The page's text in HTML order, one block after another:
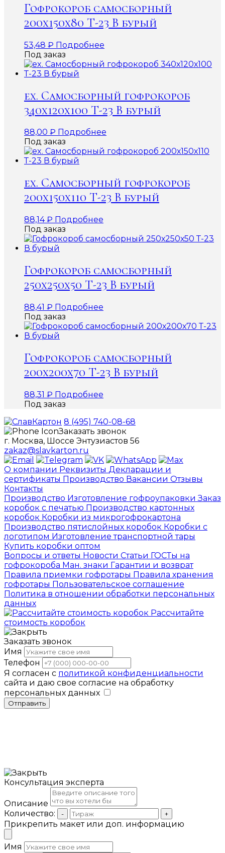
Гофрокороб самосборный
200х150х80 Т-23 В бурый
53,48 ₽ Подробнее
Под заказ
ex. Самосборный гофрокороб
340х120х100 Т-23 В бурый
88,00 ₽ Подробнее
Под заказ
ex. Самосборный гофрокороб
200х150х110 Т-23 В бурый
88,14₽ Подробнее
Под заказ
Гофрокороб самосборный
250х250х50 Т-23 В бурый
88,41 ₽ Подробнее
Под заказ
Гофрокороб самосборный
200х200х70 Т-23 В бурый
88,31 ₽ Подробнее
Под заказ
8 (495) 740-08-68
Заказать звонок
г. Москва, Шоссе Энтузиастов 56
zakaz@slavkarton.ru
О компании Реквизиты Декларации и
сертификаты Производство Вакансии Отзывы
Контакты
Производство Изготовление гофроупаковкиЗаказ
коробок с печатью Производство картонных
коробок Коробки из микрогофрокартона
Производство пятислойных коробок Коробки с
логотипом Изготовление транспортной тары
Купить коробки оптом
Вопросы и ответы Новости Статьи ГОСТы на
гофрокороба Ман. знаки Гарантии и возврат
Правила приемки гофротары Правила хранения
гофротары Пользовательское соглашение
Политика в отношении обработки персональных
данных
Рассчитайте
стоимость коробок
Заказать звонок
Имя
Телефон
Я согласен с политикой конфиденциальности
сайта и даю свое согласие на обработку
персональных данных
Отправить
Консультация эксперта
Описание
Количество:
- +
Прикрепить макет или доп. информацию
Имя